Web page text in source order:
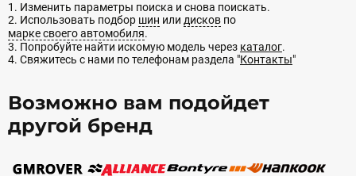
1. Изменить параметры поиска и снова поискать.
2. Использовать подбор шин или дисков по
марке своего автомобиля.
3. Попробуйте найти искомую модель через каталог.
4. Свяжитесь с нами по телефонам раздела "Контакты"
Возможно вам подойдет
другой бренд